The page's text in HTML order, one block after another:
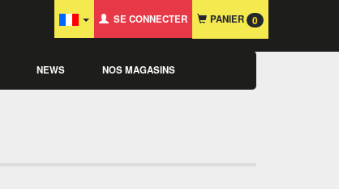
SE CONNECTER PANIER 0
NEWS NOS MAGASINS